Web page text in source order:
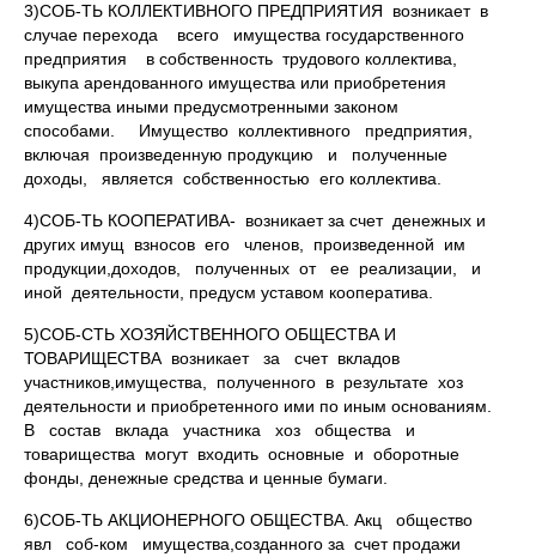
3)СОБ-ТЬ КОЛЛЕКТИВНОГО ПРЕДПРИЯТИЯ возникает в
случае перехода всего имущества государственного
предприятия в собственность трудового коллектива,
выкупа арендованного имущества или приобретения
имущества иными предусмотренными законом
способами. Имущество коллективного предприятия,
включая произведенную продукцию и полученные
доходы, является собственностью его коллектива.
4)СОБ-ТЬ КООПЕРАТИВА- возникает за счет денежных и
других имущ взносов его членов, произведенной им
продукции,доходов, полученных от ее реализации, и
иной деятельности, предусм уставом кооператива.
5)СОБ-СТЬ ХОЗЯЙСТВЕННОГО ОБЩЕСТВА И
ТОВАРИЩЕСТВА возникает за счет вкладов
участников,имущества, полученного в результате хоз
деятельности и приобретенного ими по иным основаниям.
В состав вклада участника хоз общества и
товарищества могут входить основные и оборотные
фонды, денежные средства и ценные бумаги.
6)СОБ-ТЬ АКЦИОНЕРНОГО ОБЩЕСТВА. Акц общество
явл соб-ком имущества,созданного за счет продажи